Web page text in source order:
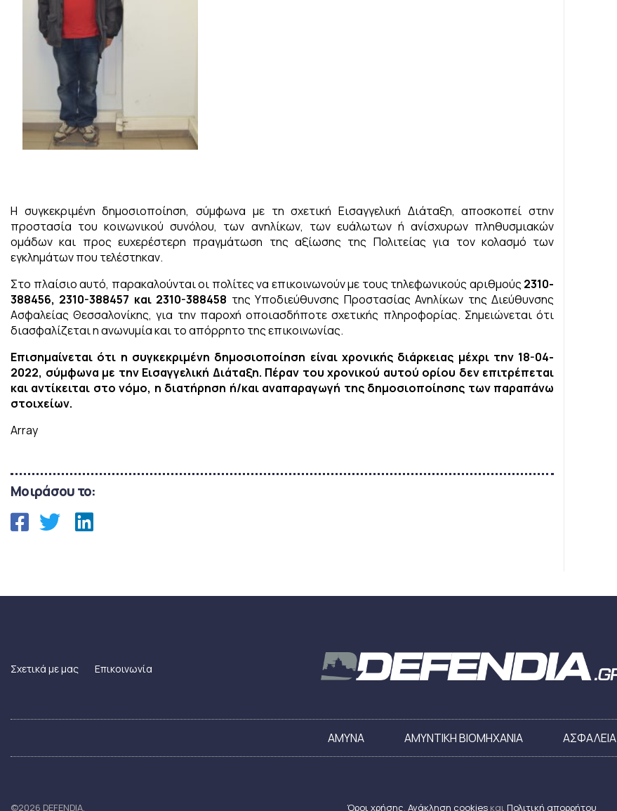
Η συγκεκριμένη δημοσιοποίηση, σύμφωνα με τη σχετική Εισαγγελική Διάταξη, αποσκοπεί στην
προστασία του κοινωνικού συνόλου, των ανηλίκων, των ευάλωτων ή ανίσχυρων πληθυσμιακών
ομάδων και προς ευχερέστερη πραγμάτωση της αξίωσης της Πολιτείας για τον κολασμό των
εγκλημάτων που τελέστηκαν.
Στο πλαίσιο αυτό, παρακαλούνται οι πολίτες να επικοινωνούν με τους τηλεφωνικούς αριθμούς 2310-
388456, 2310-388457 και 2310-388458 της Υποδιεύθυνσης Προστασίας Ανηλίκων της Διεύθυνσης
Ασφαλείας Θεσσαλονίκης, για την παροχή οποιασδήποτε σχετικής πληροφορίας. Σημειώνεται ότι
διασφαλίζεται η ανωνυμία και το απόρρητο της επικοινωνίας.
Επισημαίνεται ότι η συγκεκριμένη δημοσιοποίηση είναι χρονικής διάρκειας μέχρι την 18-04-
2022, σύμφωνα με την Εισαγγελική Διάταξη. Πέραν του χρονικού αυτού ορίου δεν επιτρέπεται
και αντίκειται στο νόμο, η διατήρηση ή/και αναπαραγωγή της δημοσιοποίησης των παραπάνω
στοιχείων.
Array
Μοιράσου το:
Σχετικά με μας Επικοινωνία
ΑΜΥΝΑ ΑΜΥΝΤΙΚΗ ΒΙΟΜΗΧΑΝΙΑ ΑΣΦΑΛΕΙΑ
©2026 DEFENDIA. Όροι χρήσης, Ανάκληση cookies και Πολιτική απορρήτου